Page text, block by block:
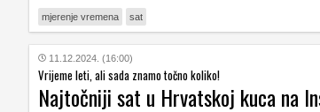
mjerenje vremena sat
11.12.2024. (16:00)
Vrijeme leti, ali sada znamo točno koliko!
Najtočniji sat u Hrvatskoj kuca na